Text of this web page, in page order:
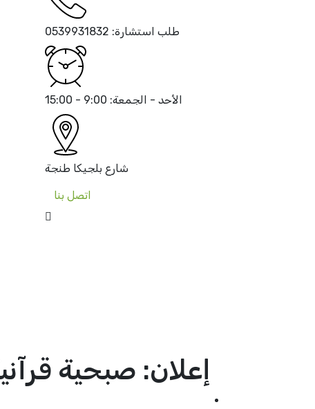
طلب استشارة: 0539931832
الأحد - الجمعة: 9:00 - 15:00
شارع بلجيكا طنجة
اتصل بنا
إعلان: صبحية